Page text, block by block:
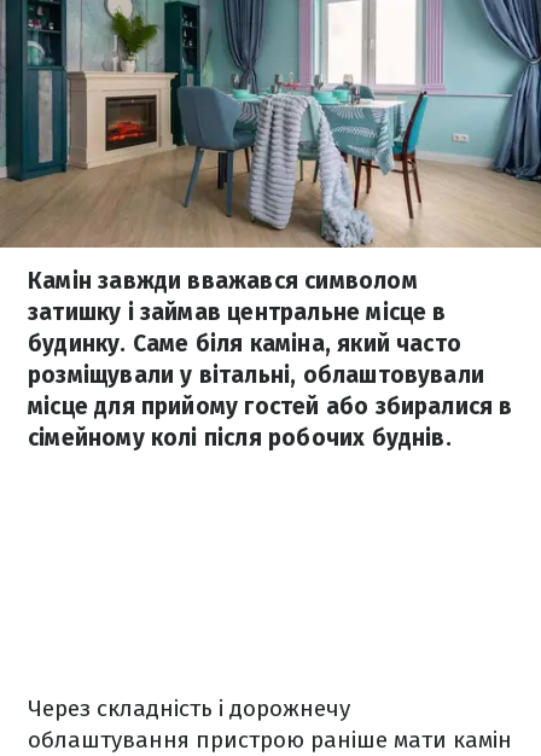
Камін завжди вважався символом
затишку і займав центральне місце в
будинку. Саме біля каміна, який часто
розміщували у вітальні, облаштовували
місце для прийому гостей або збиралися в
сімейному колі після робочих буднів.
Через складність і дорожнечу
облаштування пристрою раніше мати камін